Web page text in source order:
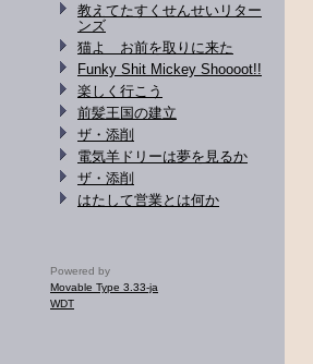
教えてたすくせんせいリター
ンズ
猫よ お前を取りに来た
Funky Shit Mickey Shoooot!!
楽しく行こう
前髪王国の建立
ザ・添削
電気羊ドリーは夢を見るか
ザ・添削
はたして営業とは何か
Powered by
Movable Type 3.33-ja
WDT